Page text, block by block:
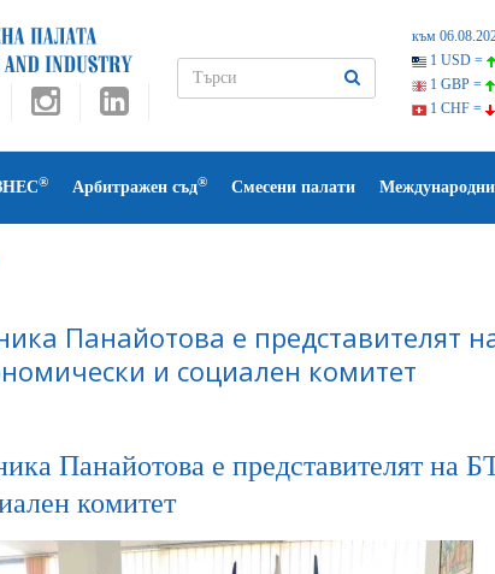
към
1 USD =
1 GBP =
1 CHF =
® Арбитражен съд® Смесени палати Международни
Панайотова e представителят
и социален комитет
Панайотова e представителят на
комитет